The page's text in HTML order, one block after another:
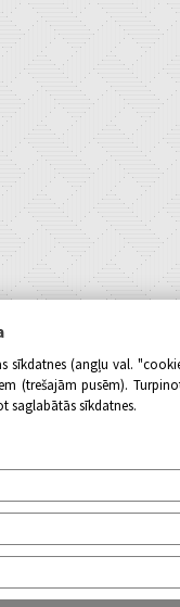
(angļu val.
(trešajām pusēm).
saglabātās sīkdatnes.